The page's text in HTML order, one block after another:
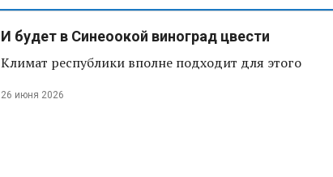
И будет в Синеоокой виноград цвести
Климат республики вполне подходит для этого
26 июня 2026